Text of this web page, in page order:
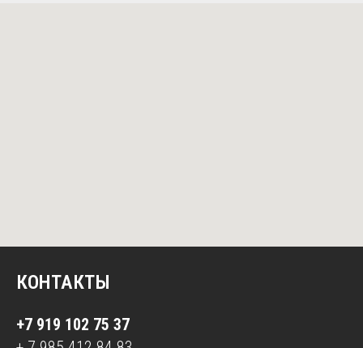
КОНТАКТЫ
+7 919 102 75 37